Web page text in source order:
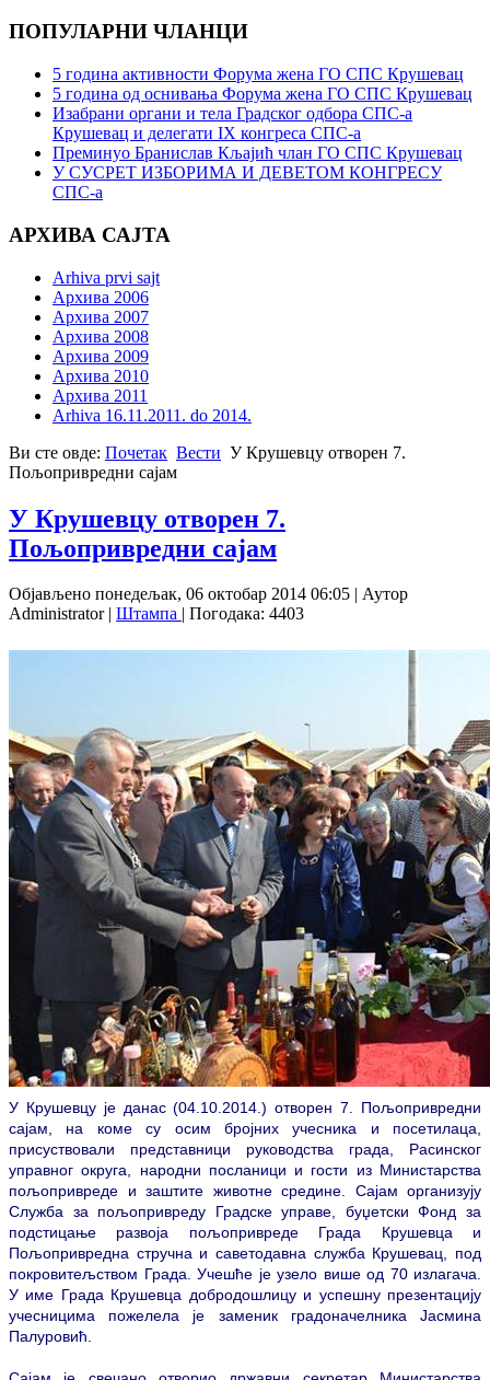
ПОПУЛАРНИ ЧЛАНЦИ
5 година активности Форума жена ГО СПС Крушевац
5 година од оснивања Форума жена ГО СПС Крушевац
Изабрани органи и тела Градског одбора СПС-а
Крушевац и делегати IX конгреса СПС-а
Преминуо Бранислав Кљајић члан ГО СПС Крушевац
У СУСРЕТ ИЗБОРИМА И ДЕВЕТОМ КОНГРЕСУ
СПС-а
АРХИВА САЈТА
Arhiva prvi sajt
Архива 2006
Архива 2007
Архива 2008
Архива 2009
Архива 2010
Архива 2011
Arhiva 16.11.2011. do 2014.
Ви сте овде: Почетак Вести У Крушевцу отворен 7.
Пољопривредни сајам
У Крушевцу отворен 7.
Пољопривредни сајам
Објављено понедељак, 06 октобар 2014 06:05 | Аутор
Administrator| Штампа | Погодака: 4403
У Крушевцу је данас (04.10.2014.) отворен 7. Пољопривредни
сајам, на коме су осим бројних учесника и посетилаца,
присуствовали представници руководства града, Расинског
управног округа, народни посланици и гости из Министарства
пољопривреде и заштите животне средине. Сајам организују
Служба за пољопривреду Градске управе, буџетски Фонд за
подстицање развоја пољопривреде Града Крушевца и
Пољопривредна стручна и саветодавна служба Крушевац, под
покровитељством Града. Учешће је узело више од 70 излагача.
У име Града Крушевца добродошлицу и успешну презентацију
учесницима пожелела је заменик градоначелника Јасмина
Палуровић.